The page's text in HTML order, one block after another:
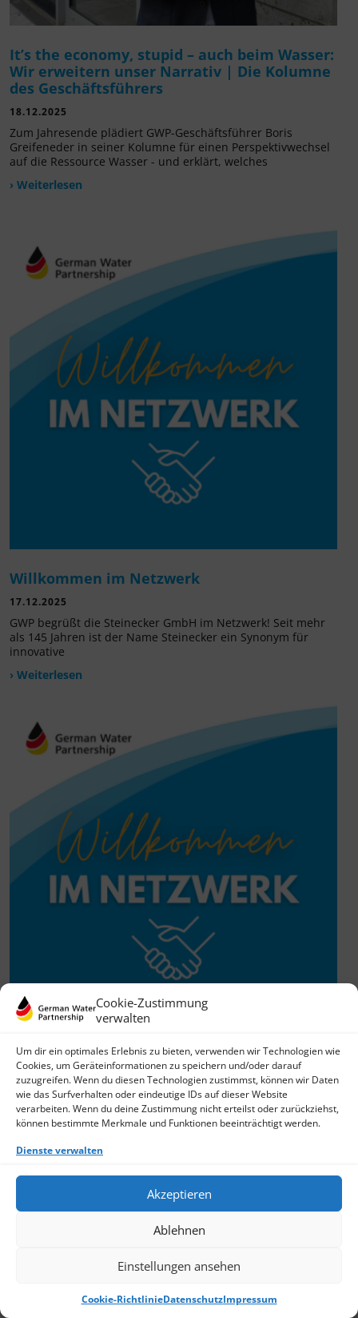
Cookie-Zustimmung
verwalten
Um dir ein optimales Erlebnis zu bieten, verwenden wir Technologien wie
Cookies, um Geräteinformationen zu speichern und/oder darauf
zuzugreifen. Wenn du diesen Technologien zustimmst, können wir Daten
wie das Surfverhalten oder eindeutige IDs auf dieser Website
verarbeiten. Wenn du deine Zustimmung nicht erteilst oder zurückziehst,
können bestimmte Merkmale und Funktionen beeinträchtigt werden.
Dienste verwalten
Akzeptieren
Ablehnen
Einstellungen ansehen
Cookie-RichtlinieDatenschutzImpressum
It’s the economy, stupid – auch beim Wasser:
Wir erweitern unser Narrativ | Die Kolumne
des Geschäftsführers
18.12.2025
Zum Jahresende plädiert GWP-Geschäftsführer Boris
Greifeneder in seiner Kolumne für einen Perspektivwechsel
auf die Ressource Wasser - und erklärt, welches
› Weiterlesen
Willkommen im Netzwerk
17.12.2025
GWP begrüßt die Steinecker GmbH im Netzwerk! Seit mehr
als 145 Jahren ist der Name Steinecker ein Synonym für
innovative
› Weiterlesen
Willkommen im Netzwerk
26.11.2025
GWP freut sich über Neuzuwachs: Die SKion Water GmbH
bereichert das Netzwerk als Technologie- und
Lösungsanbieter sowie Anlagenbauer im Bereich
› Weiterlesen